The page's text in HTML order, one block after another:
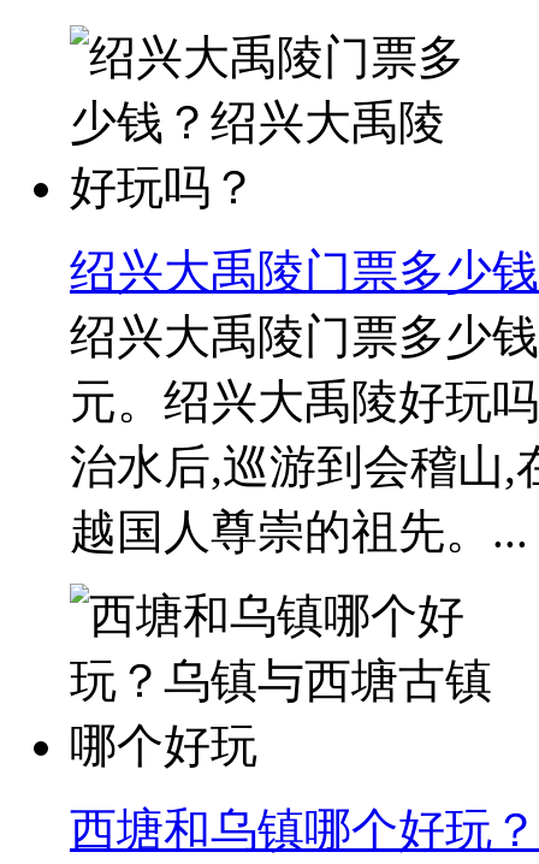
绍兴大禹陵门票多少
绍兴大禹陵门票多少
元。绍兴大禹陵好玩
治水后,巡游到会稽山,
越国人尊崇的祖先。...
西塘和乌镇哪个好玩